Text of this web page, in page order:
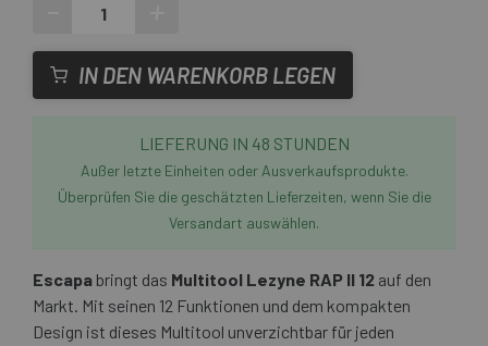
IN DEN WARENKORB LEGEN
LIEFERUNG IN 48 STUNDEN
Außer letzte Einheiten oder Ausverkaufsprodukte.
Überprüfen Sie die geschätzten Lieferzeiten, wenn Sie die
Versandart auswählen.
Escapa bringt das Multitool Lezyne RAP II 12 auf den
Markt. Mit seinen 12 Funktionen und dem kompakten
Design ist dieses Multitool unverzichtbar für jeden